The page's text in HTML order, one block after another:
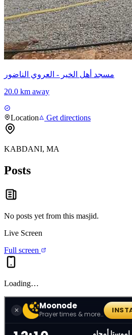
مسجد أهل الخير - العروي الناضور
20.0 km away
Location Get directions
KABDANI, MA
Posts
No posts yet from this masjid.
Live Screen
Full screen
Loading…